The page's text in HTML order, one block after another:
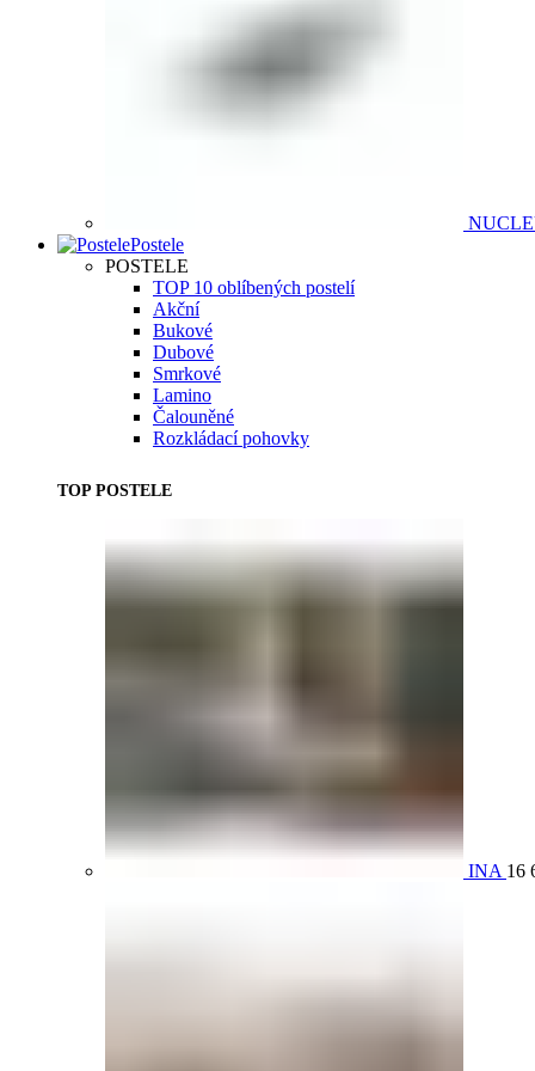
Postele
POSTELE
TOP 10 oblíbených postelí
Akční
Bukové
Dubové
Smrkové
Lamino
Čalouněné
Rozkládací pohovky
TOP POSTELE
INA 16